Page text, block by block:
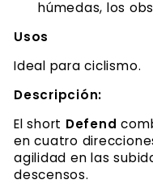
húmedas, los
Usos
Ideal para ciclismo.
Descripción:
El short Defend
en cuatro
agilidad en las
descensos.